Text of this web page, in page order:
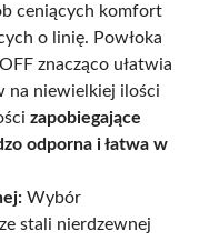
ceniących komfort
o linię. Powłoka
znacząco ułatwia
na niewielkiej ilości
zapobiegające
odporna i łatwa w
Wybór
stali nierdzewnej